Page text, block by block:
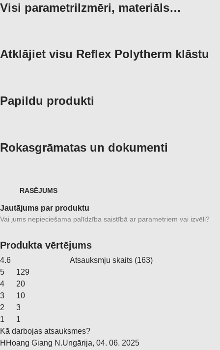
Visi parametriIzmēri, materiāls…
Atklājiet visu Reflex Polytherm klāstu
Papildu produkti
Rokasgrāmatas un dokumenti
RASĒJUMS
Jautājums par produktu
Vai jums nepieciešama palīdzība saistībā ar parametriem vai izvēli?
Produkta vērtējums
4.6 Atsauksmju skaits (163)
5
129
4
20
3
10
2
3
1
1
Kā darbojas atsauksmes?
H Hoang Giang N.Ungārija, 04. 06. 2025